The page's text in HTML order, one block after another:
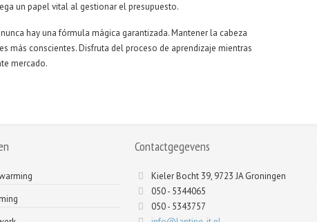
un papel vital al gestionar el presupuesto.
hay una fórmula mágica garantizada. Mantener la cabeza
más conscientes. Disfruta del proceso de aprendizaje mientras
mercado.
Contactgegevens
Kieler Bocht 39, 9723 JA Groningen
050 - 5344065
050 - 5343757